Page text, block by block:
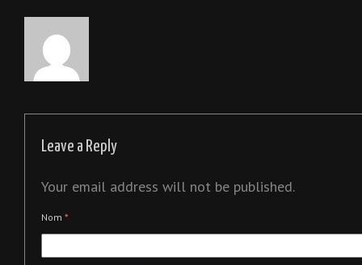
Leave a Reply
Your email address will not be published.
Nom *